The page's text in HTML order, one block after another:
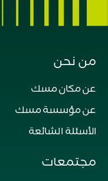
من نحن
عن مكان مسك
عن مؤسسة مسك
الأسئلة الشائعة
مجتمعات